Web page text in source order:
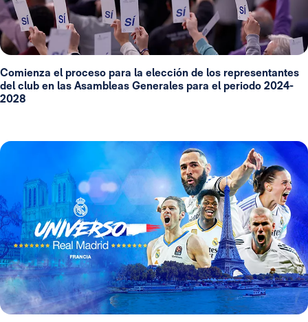
Comienza el proceso para la elección de los representantes
del club en las Asambleas Generales para el periodo 2024-
2028